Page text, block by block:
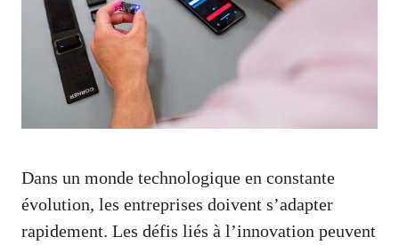
Dans un monde technologique en constante
évolution, les entreprises doivent s’adapter
rapidement. Les défis liés à l’innovation peuvent